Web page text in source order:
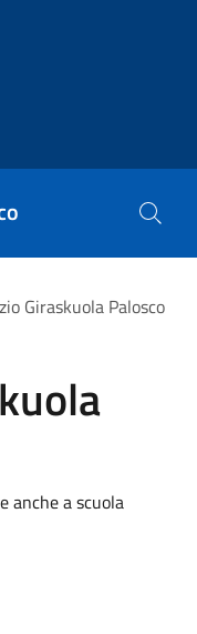
Giraskuola Palosco
anche a scuola